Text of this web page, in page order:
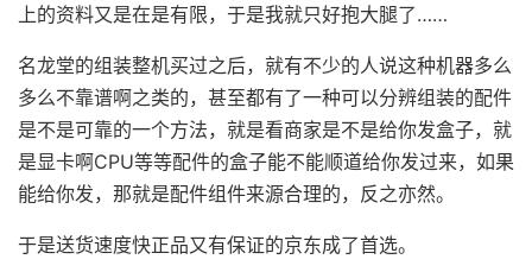
上的资料又是在是有限，于是我就只好抱大腿了……
名龙堂的组装整机买过之后，就有不少的人说这种机器多么
多么不靠谱啊之类的，甚至都有了一种可以分辨组装的配件
是不是可靠的一个方法，就是看商家是不是给你发盒子，就
是显卡啊CPU等等配件的盒子能不能顺道给你发过来，如果
能给你发，那就是配件组件来源合理的，反之亦然。
于是送货速度快正品又有保证的京东成了首选。